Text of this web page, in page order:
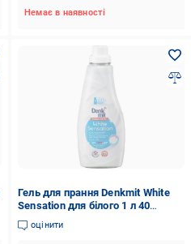
Немає в наявності
Гель для прання Denkmit White
Sensation для білого 1 л 40
циклів
оцінити